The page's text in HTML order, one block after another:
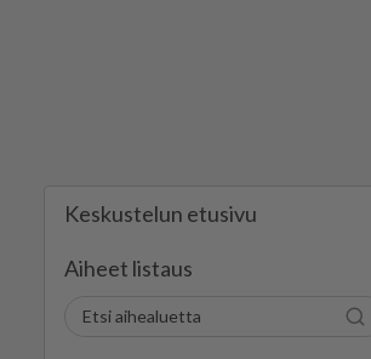
Keskustelun etusivu
Aiheet listaus